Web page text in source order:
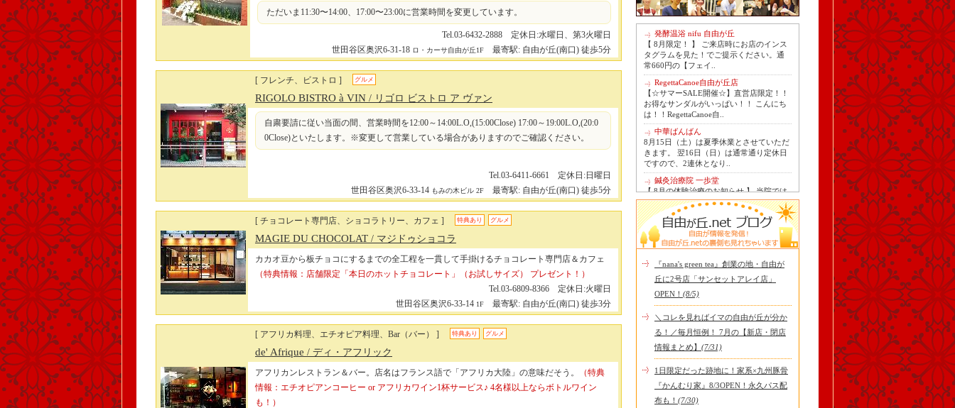
ただいま11:30〜14:00、17:00〜23:00に営業時間を変更しています。
Tel.03-6432-2888 定休日:水曜日、第3火曜日
世田谷区奥沢6-31-18 ロ・カーサ自由が丘1F 最寄駅: 自由が丘(南口) 徒歩5分
[ フレンチ、ビストロ ] グルメ
RIGOLO BISTRO à VIN / リゴロ ビストロ ア ヴァン
自粛要請に従い当面の間、営業時間を12:00～14:00L.O,(15:00Close) 17:00～19:00L.O,(20:0
0Close)といたします。※変更して営業している場合がありますのでご確認ください。
Tel.03-6411-6661 定休日:日曜日
世田谷区奥沢6-33-14 もみの木ビル 2F 最寄駅: 自由が丘(南口) 徒歩5分
[ チョコレート専門店、ショコラトリー、カフェ ] 特典あり グルメ
MAGIE DU CHOCOLAT / マジドゥショコラ
カカオ豆から板チョコにするまでの全工程を一貫して手掛けるチョコレート専門店＆カフェ
（特典情報：店舗限定「本日のホットチョコレート」（お試しサイズ） プレゼント！）
Tel.03-6809-8366 定休日:火曜日
世田谷区奥沢6-33-14 1F 最寄駅: 自由が丘(南口) 徒歩3分
[ アフリカ料理、エチオピア料理、Bar（バー） ] 特典あり グルメ
de' Afrique / ディ・アフリック
アフリカンレストラン＆バー。店名はフランス語で「アフリカ大陸」の意味だそう。
（特典
情報：エチオピアンコーヒー or アフリカワイン1杯サービス♪ 4名様以上ならボトルワイン
も！）
発酵温浴 nifu 自由が丘
【 8月限定！ 】 ご来店時にお店のインス
タグラムを見た！でご提示ください。通
常660円の【フェイ..
RegettaCanoe自由が丘店
【☆サマーSALE開催☆】直営店限定！！
お得なサンダルがいっぱい！！ こんにち
は！！RegettaCanoe自..
中華ばんばん
8月15日（土）は夏季休業とさせていただ
きます。 翌16日（日）は通常通り定休日
ですので、2連休となり..
鍼灸治療院 一歩堂
【 8月の体験治療のお知らせ 】 当院では
毎月第1月曜日を体験dayとし、当院の施
術をお得に体験し..
Le Monde Gourmand
今年も南アルプス @sachiblueberryfarm か
ら美味しいブルーベリーが😋
https://www.instagram.com/sachi..
tomoru
じまりました！※数量限定その日のおす
cheese & booze ost
【 平日限定ランチメニュー 】 ワンプレー
トランチ登場！！パスタやリゾットにも
色々付くようにな..
京都九条ねぎ焼き専門店 ねぎ家 -時代
家 旬-
【ランチ限定】鉄板炙りホルモン丼🔥本
『nana's green tea』創業の地・自由が
丘に2号店「サンセットアレイ店」
OPEN！ (8/5)
＼コレを見ればイマの自由が丘が分か
る！／毎月恒例！ 7月の【新店・閉店
情報まとめ】 (7/31)
1日限定だった跡地に！家系×九州豚骨
『かんむり家』8/3OPEN！永久パス配
布も！ (7/30)